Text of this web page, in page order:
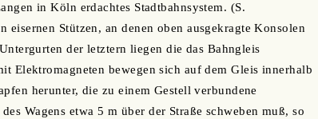
in Köln erdachtes Stadtbahnsystem. (S.
Stützen, an denen oben ausgekragte Konsolen
der letztern liegen die das Bahngleis
Elektromagneten bewegen sich auf dem Gleis innerhalb
herunter, die zu einem Gestell verbundene
Wagens etwa 5 m über der Straße schweben muß, so